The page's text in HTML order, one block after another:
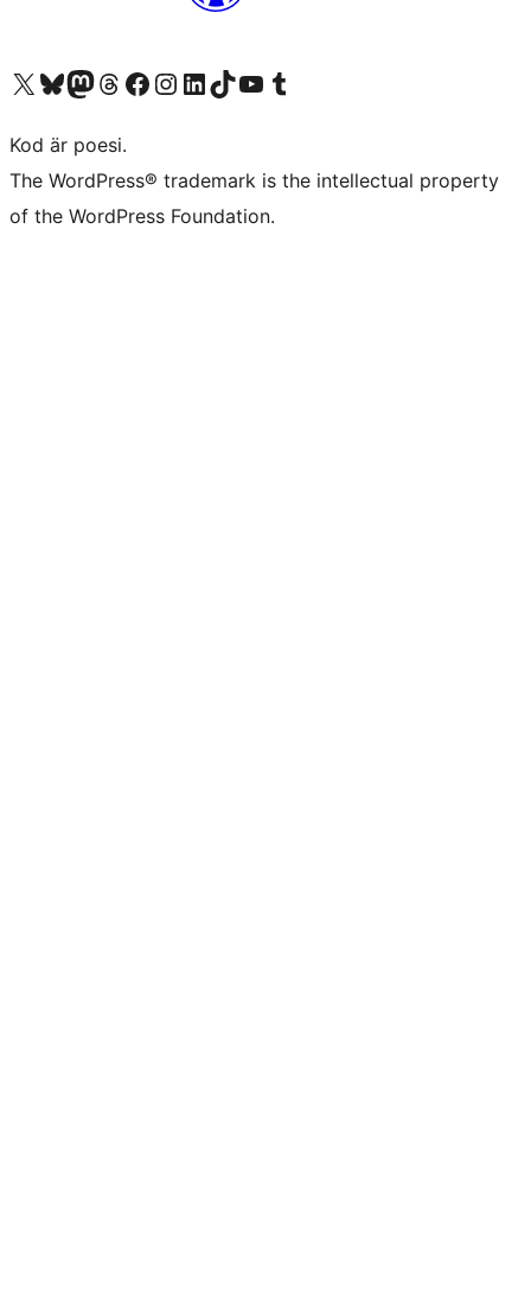
Besök vår X-konto (f.d. Twitter)
Besök vårt Bluesky-konto
Besök vårt Mastodon-konto
Besök vårt Thread-konto
Besök vår Facebook-sidaBesök vårt Instagram-konto
Besök vårt LinkedIn-konto
Besök vårt TikTok-konto
Besök vår YouTube-kanalBesök vårt Tumblr-konto
Kod är poesi.
The WordPress® trademark is the intellectual property
of the WordPress Foundation.